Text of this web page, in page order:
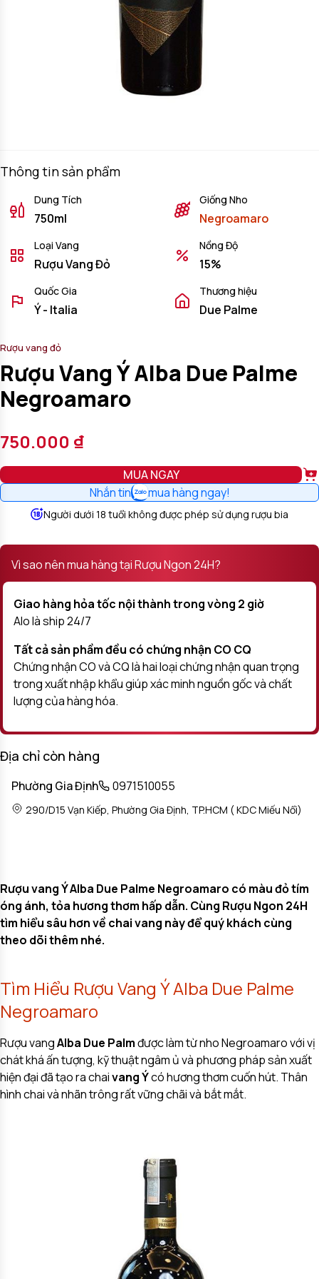
Thông tin sản phẩm
Dung Tích
750ml
Giống Nho
Negroamaro
Loại Vang
Rượu Vang Đỏ
Nồng Độ
15%
Quốc Gia
Ý - Italia
Thương hiệu
Due Palme
Rượu vang đỏ
Rượu Vang Ý Alba Due Palme
Negroamaro
750.000 ₫
MUA NGAY
Nhắn tin mua hàng ngay!
Người dưới 18 tuổi không được phép sử dụng rượu bia
Vì sao nên mua hàng tại Rượu Ngon 24H?
Giao hàng hỏa tốc nội thành trong vòng 2 giờ
Alo là ship 24/7
Tất cả sản phầm đều có chứng nhận CO CQ
Chứng nhận CO và CQ là hai loại chứng nhận quan trọng
trong xuất nhập khẩu giúp xác minh nguồn gốc và chất
lượng của hàng hóa.
Địa chỉ còn hàng
Phường Gia Định 0971510055
290/D15 Vạn Kiếp, Phường Gia Định, TP.HCM ( KDC Miếu Nổi)
Rượu vang Ý Alba Due Palme Negroamaro có màu đỏ tím
óng ánh, tỏa hương thơm hấp dẫn. Cùng Rượu Ngon 24H
tìm hiểu sâu hơn về chai vang này để quý khách cùng
theo dõi thêm nhé.
Tìm Hiểu Rượu Vang Ý Alba Due Palme
Negroamaro
Rượu vangAlba Due Palmđược làm từ nho Negroamaro với vị
chát khá ấn tượng, kỹ thuật ngâm ủ và phương pháp sản xuất
hiện đại đã tạo ra chaivang Ýcó hương thơm cuốn hút. Thân
hình chai và nhãn trông rất vững chãi và bắt mắt.